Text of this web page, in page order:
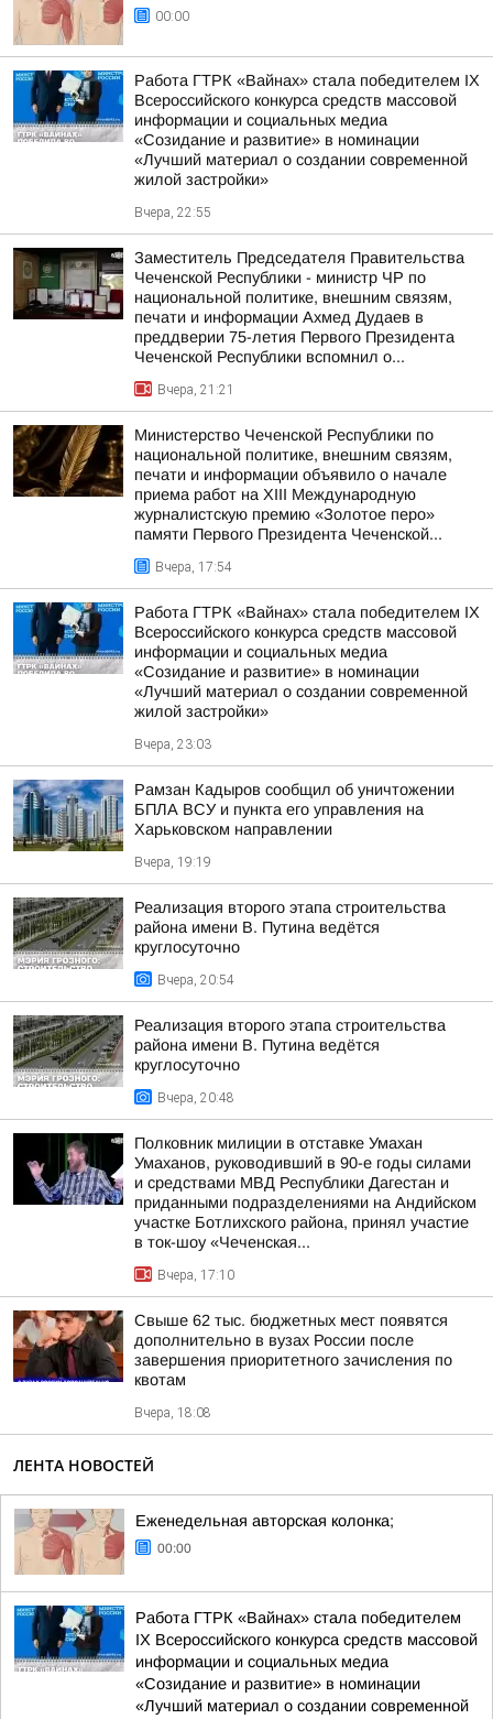
00:00
Работа ГТРК «Вайнах» стала победителем IX
Всероссийского конкурса средств массовой
информации и социальных медиа
«Созидание и развитие» в номинации
«Лучший материал о создании современной
жилой застройки»
Вчера, 22:55
Заместитель Председателя Правительства
Чеченской Республики - министр ЧР по
национальной политике, внешним связям,
печати и информации Ахмед Дудаев в
преддверии 75-летия Первого Президента
Чеченской Республики вспомнил о...
Вчера, 21:21
Министерство Чеченской Республики по
национальной политике, внешним связям,
печати и информации объявило о начале
приема работ на XIII Международную
журналистскую премию «Золотое перо»
памяти Первого Президента Чеченской...
Вчера, 17:54
Работа ГТРК «Вайнах» стала победителем IX
Всероссийского конкурса средств массовой
информации и социальных медиа
«Созидание и развитие» в номинации
«Лучший материал о создании современной
жилой застройки»
Вчера, 23:03
Рамзан Кадыров сообщил об уничтожении
БПЛА ВСУ и пункта его управления на
Харьковском направлении
Вчера, 19:19
Реализация второго этапа строительства
района имени В. Путина ведётся
круглосуточно
Вчера, 20:54
Реализация второго этапа строительства
района имени В. Путина ведётся
круглосуточно
Вчера, 20:48
Полковник милиции в отставке Умахан
Умаханов, руководивший в 90-е годы силами
и средствами МВД Республики Дагестан и
приданными подразделениями на Андийском
участке Ботлихского района, принял участие
в ток-шоу «Чеченская...
Вчера, 17:10
Свыше 62 тыс. бюджетных мест появятся
дополнительно в вузах России после
завершения приоритетного зачисления по
квотам
Вчера, 18:08
ЛЕНТА НОВОСТЕЙ
Еженедельная авторская колонка;
00:00
Работа ГТРК «Вайнах» стала победителем
IX Всероссийского конкурса средств массовой
информации и социальных медиа
«Созидание и развитие» в номинации
«Лучший материал о создании современной